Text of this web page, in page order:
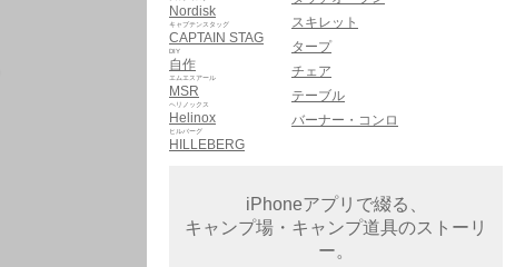
Nordisk
CAPTAIN STAG
キャプテンスタッグ
自作
DIY
MSR
エムエスアール
Helinox
ヘリノックス
HILLEBERG
ヒルバーグ
スキレット
タープ
チェア
テーブル
バーナー・コンロ
iPhoneアプリで綴る、
キャンプ場・キャンプ道具のストーリ
ー。